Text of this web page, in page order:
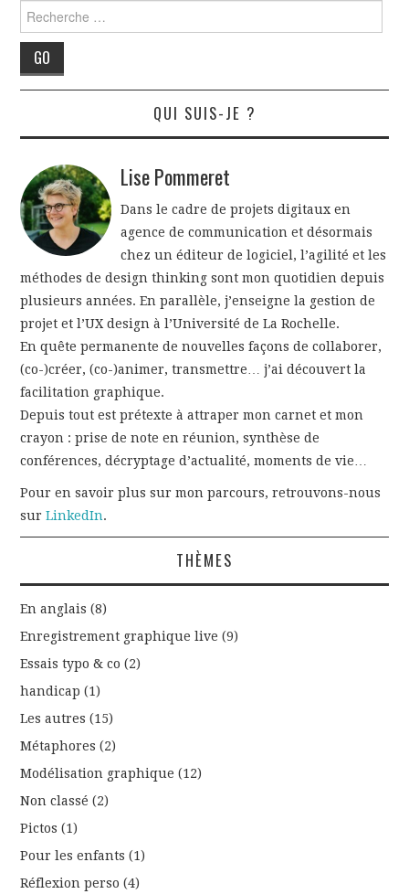
Rechercher
QUI SUIS-JE ?
Lise Pommeret
Dans le cadre de projets digitaux en
agence de communication et désormais
chez un éditeur de logiciel, l’agilité et les
méthodes de design thinking sont mon quotidien depuis
plusieurs années. En parallèle, j’enseigne la gestion de
projet et l’UX design à l’Université de La Rochelle.
En quête permanente de nouvelles façons de collaborer,
(co-)créer, (co-)animer, transmettre… j’ai découvert la
facilitation graphique.
Depuis tout est prétexte à attraper mon carnet et mon
crayon : prise de note en réunion, synthèse de
conférences, décryptage d’actualité, moments de vie…
Pour en savoir plus sur mon parcours, retrouvons-nous
surLinkedIn.
THÈMES
En anglais (8)
Enregistrement graphique live (9)
Essais typo & co (2)
handicap (1)
Les autres (15)
Métaphores (2)
Modélisation graphique (12)
Non classé (2)
Pictos (1)
Pour les enfants (1)
Réflexion perso (4)